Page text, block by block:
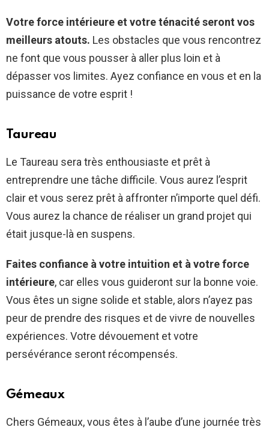
Votre force intérieure et votre ténacité seront vos
meilleurs atouts. Les obstacles que vous rencontrez
ne font que vous pousser à aller plus loin et à
dépasser vos limites. Ayez confiance en vous et en la
puissance de votre esprit !
Taureau
Le Taureau sera très enthousiaste et prêt à
entreprendre une tâche difficile. Vous aurez l’esprit
clair et vous serez prêt à affronter n’importe quel défi.
Vous aurez la chance de réaliser un grand projet qui
était jusque-là en suspens.
Faites confiance à votre intuition et à votre force
intérieure, car elles vous guideront sur la bonne voie.
Vous êtes un signe solide et stable, alors n’ayez pas
peur de prendre des risques et de vivre de nouvelles
expériences. Votre dévouement et votre
persévérance seront récompensés.
Gémeaux
Chers Gémeaux, vous êtes à l’aube d’une journée très